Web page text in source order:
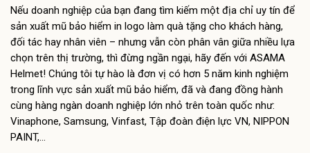
Nếu doanh nghiệp của bạn đang tìm kiếm một địa chỉ uy tín để
sản xuất mũ bảo hiểm in logo làm quà tặng cho khách hàng,
đối tác hay nhân viên – nhưng vẫn còn phân vân giữa nhiều lựa
chọn trên thị trường, thì đừng ngần ngại, hãy đến với ASAMA
Helmet! Chúng tôi tự hào là đơn vị có hơn 5 năm kinh nghiệm
trong lĩnh vực sản xuất mũ bảo hiểm, đã và đang đồng hành
cùng hàng ngàn doanh nghiệp lớn nhỏ trên toàn quốc như:
Vinaphone, Samsung, Vinfast, Tập đoàn điện lực VN, NIPPON
PAINT,…